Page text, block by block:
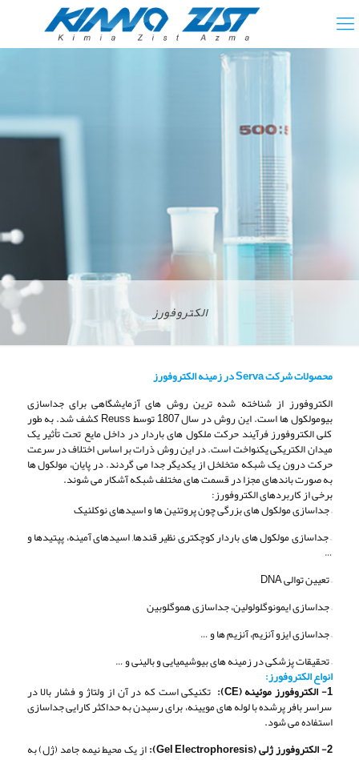
الکتروفورز
محصولات شرکت Serva در زمینه الکتروفورز
الکتروفورز از شناخته شده ترین روش های آزمایشگاهی برای جداسازی
بیومولکول ها است. این روش در سال 1807 توسط Reuss کشف شد. به طور
کلی الکتروفورز فرآیند حرکت ملکول های باردار در داخل مایع تحت تأثیر یک
میدان الکتریکی یکنواخت است. در این روش ذرات بر اساس اختلاف در سرعت
حرکت درون یک شبکه متخلخل از یکدیگر جدا می گردند. در پایان، مولکول ها
به صورت باندهای مجزا در قسمت های مختلف شبکه آشکار می شوند.
برخی از کاربردهای الکتروفورز:
– جداسازی مولکول های بزرگی چون پروتئین ها و اسیدهای نوکلئیک
– جداسازی مولکول های باردار کوچکتری نظیر قندها, اسیدهای آمینه، پپتیدها و
…
– تعیین توالی DNA
– جداسازی ایمونوگلولولین، جداسازی هموگلوبین
– جداسازی ایزو آنزیم، آنزیم ها و …
– تحقیقات پزشکی در زمینه های بیوشیمیایی و بالینی و …
انواع الکتروفورز:
1- الکتروفورز موئینه (CE): تکنیکی است که در آن از ولتاژ و فشار بالا در
سراسر بافر پرشده با لوله های مویینه، برای رسیدن به حداکثر کارایی جداسازی
استفاده می شود.
2- الکتروفورز ژلی (Gel Electrophoresis):
از یک محیط نیمه جامد (ژل) به